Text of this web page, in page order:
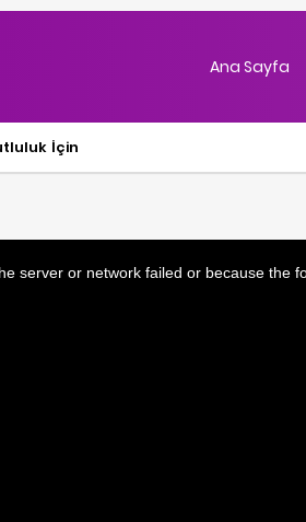
Ana Sayfa
İçin
server or network failed or because the